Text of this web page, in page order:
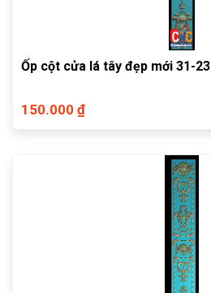
Ốp cột cửa lá tây đẹp mới 31-23
150.000 ₫